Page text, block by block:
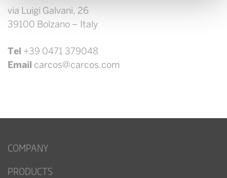
via Luigi Galvani, 26
39100 Bolzano – Italy
Tel +39 0471 379048
Email
carcos@carcos.com
COMPANY
PRODUCTS